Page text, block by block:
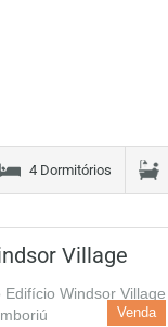
4 Dormitórios
Village
Venda